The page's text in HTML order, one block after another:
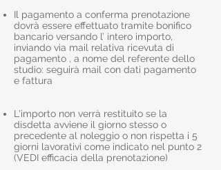
Il pagamento a conferma prenotazione
dovrà essere effettuato tramite bonifico
bancario versando l’ intero importo,
inviando via mail relativa ricevuta di
pagamento , a nome del referente dello
studio: seguirà mail con dati pagamento
e fattura
L'importo non verrà restituito se la
disdetta avviene il giorno stesso o
precedente al noleggio o non rispetta i 5
giorni lavorativi come indicato nel punto 2
(VEDI efficacia della prenotazione)